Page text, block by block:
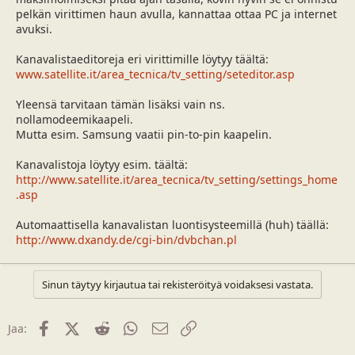
a
l
i
t
t
a
j
a
m
r
ä
pelkän virittimen haun avulla, kannattaa ottaa PC ja internet
avuksi.
Kanavalistaeditoreja eri virittimille löytyy täältä:
www.satellite.it/area_tecnica/tv_setting/seteditor.asp
Yleensä tarvitaan tämän lisäksi vain ns.
nollamodeemikaapeli.
Mutta esim. Samsung vaatii pin-to-pin kaapelin.
Kanavalistoja löytyy esim. täältä:
http://www.satellite.it/area_tecnica/tv_setting/settings_home
.asp
Automaattisella kanavalistan luontisysteemillä (huh) täällä:
http://www.dxandy.de/cgi-bin/dvbchan.pl
Sinun täytyy kirjautua tai rekisteröityä voidaksesi vastata.
Jaa: FacebookX (Twitter)
Reddit WhatsAppSähköposti